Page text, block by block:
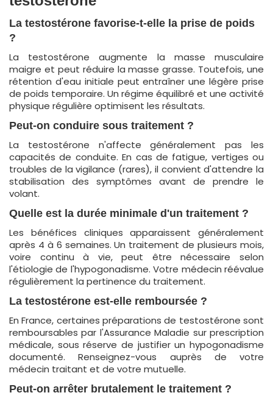
La testostérone favorise-t-elle la prise de poids
?
La testostérone augmente la masse musculaire
maigre et peut réduire la masse grasse. Toutefois, une
rétention d'eau initiale peut entraîner une légère prise
de poids temporaire. Un régime équilibré et une activité
physique régulière optimisent les résultats.
Peut-on conduire sous traitement ?
La testostérone n'affecte généralement pas les
capacités de conduite. En cas de fatigue, vertiges ou
troubles de la vigilance (rares), il convient d'attendre la
stabilisation des symptômes avant de prendre le
volant.
Quelle est la durée minimale d'un traitement ?
Les bénéfices cliniques apparaissent généralement
après 4 à 6 semaines. Un traitement de plusieurs mois,
voire continu à vie, peut être nécessaire selon
l'étiologie de l'hypogonadisme. Votre médecin réévalue
régulièrement la pertinence du traitement.
La testostérone est-elle remboursée ?
En France, certaines préparations de testostérone sont
remboursables par l'Assurance Maladie sur prescription
médicale, sous réserve de justifier un hypogonadisme
documenté. Renseignez-vous auprès de votre
médecin traitant et de votre mutuelle.
Peut-on arrêter brutalement le traitement ?